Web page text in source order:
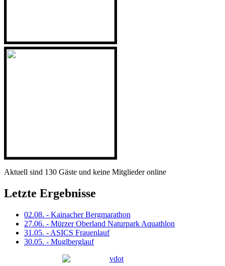
Aktuell sind 130 Gäste und keine Mitglieder online
Letzte Ergebnisse
02.08. - Kainacher Bergmarathon
27.06. - Mürzer Oberland Naturpark Aquathlon
31.05. - ASICS Frauenlauf
30.05. - Muglberglauf